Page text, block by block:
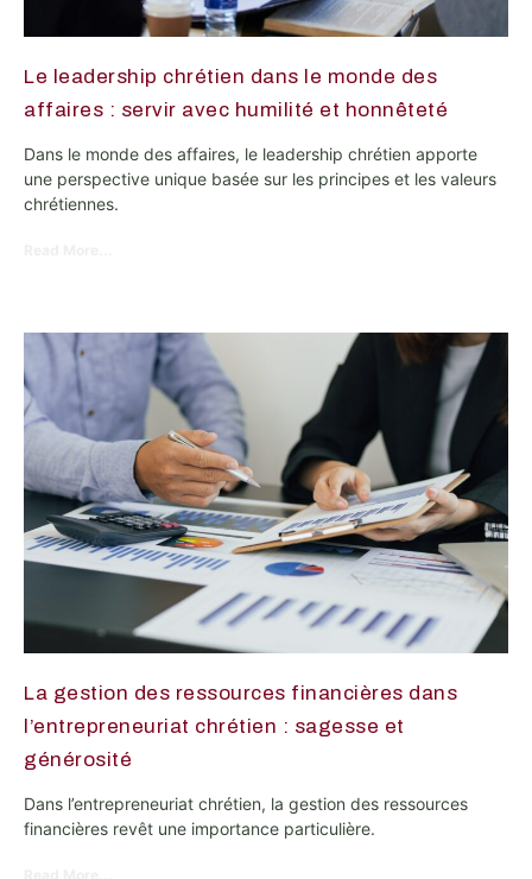
Le leadership chrétien dans le monde des
affaires : servir avec humilité et honnêteté
Dans le monde des affaires, le leadership chrétien apporte
une perspective unique basée sur les principes et les valeurs
chrétiennes.
La gestion des ressources financières dans
l’entrepreneuriat chrétien : sagesse et
générosité
Dans l’entrepreneuriat chrétien, la gestion des ressources
financières revêt une importance particulière.